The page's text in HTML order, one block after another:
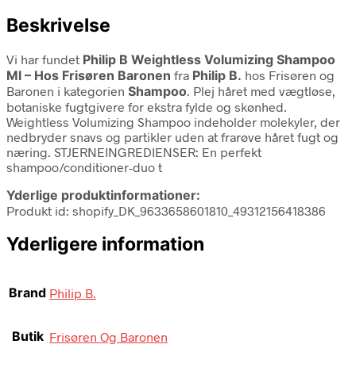
Beskrivelse
Vi har fundet Philip B Weightless Volumizing Shampoo
Ml – Hos Frisøren Baronen fra Philip B. hos Frisøren og
Baronen i kategorien Shampoo. Plej håret med vægtløse,
botaniske fugtgivere for ekstra fylde og skønhed.
Weightless Volumizing Shampoo indeholder molekyler, der
nedbryder snavs og partikler uden at frarøve håret fugt og
næring. STJERNEINGREDIENSER: En perfekt
shampoo/conditioner-duo t
Yderlige produktinformationer:
Produkt id: shopify_DK_9633658601810_49312156418386
Yderligere information
Brand Philip B.
Butik Frisøren Og Baronen